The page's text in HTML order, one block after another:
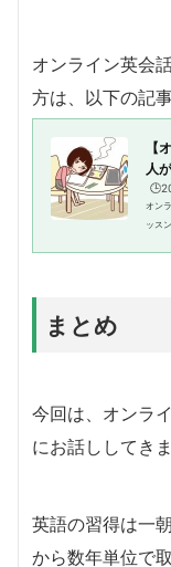
オンライン英会
方は、以下の記
【
人
オン
ッス
まとめ
今回は、オンラ
にお話ししてきま
英語の習得は一
から数年単位で